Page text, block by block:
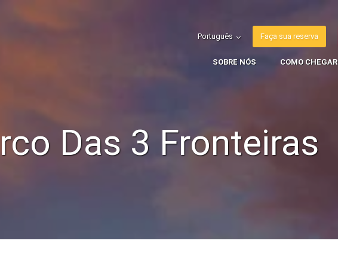
Português Faça sua reserva
SOBRE NÓS COMO CHEGAR
Das 3 Fronteiras